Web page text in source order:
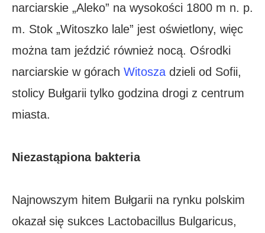
narciarskie „Aleko” na wysokości 1800 m n. p.
m. Stok „Witoszko lale” jest oświetlony, więc
można tam jeździć również nocą. Ośrodki
narciarskie w górach Witosza dzieli od Sofii,
stolicy Bułgarii tylko godzina drogi z centrum
miasta.
Niezastąpiona bakteria
Najnowszym hitem Bułgarii na rynku polskim
okazał się sukces Lactobacillus Bulgaricus,